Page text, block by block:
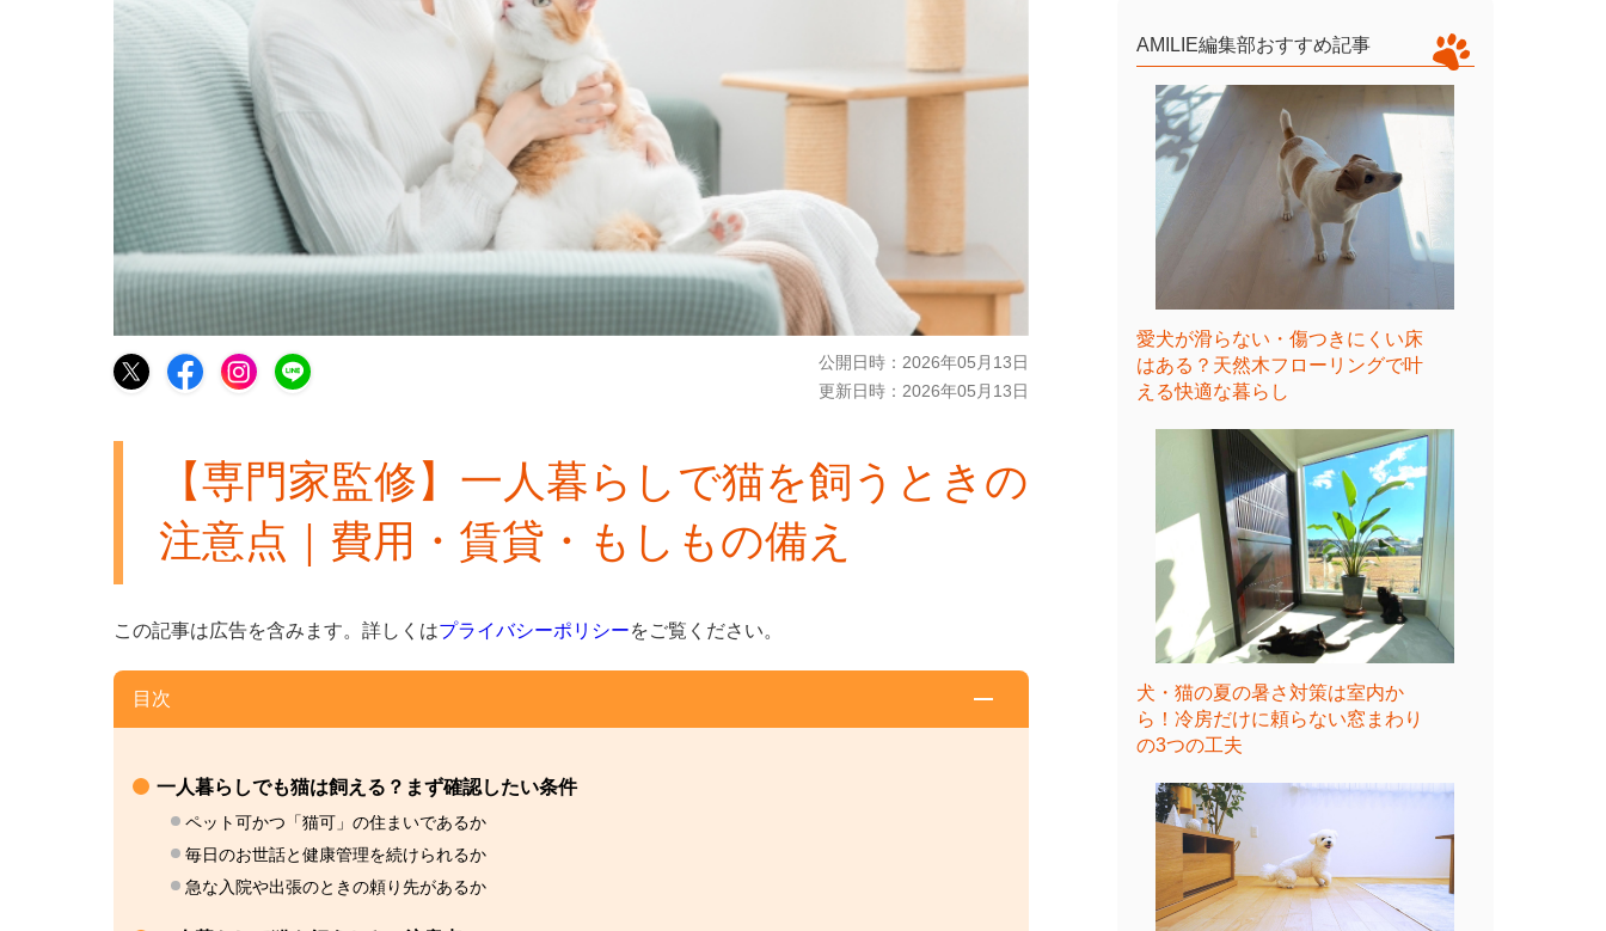
公開日時： 2026年05月13日
更新日時： 2026年05月13日
【専門家監修】一人暮らしで猫を飼うときの
注意点｜費用・賃貸・もしもの備え
この記事は広告を含みます。 詳しくはプライバシーポリシーをご覧ください。
目次
一人暮らしでも猫は飼える？まず確認したい条件
ペット可かつ「猫可」の住まいであるか
毎日のお世話と健康管理を続けられるか
急な入院や出張のときの頼り先があるか
AMILIE編集部おすすめ記事
愛犬が滑らない・傷つきにくい床
はある？天然木フローリングで叶
える快適な暮らし
犬・猫の夏の暑さ対策は室内か
ら！冷房だけに頼らない窓まわり
の3つの工夫